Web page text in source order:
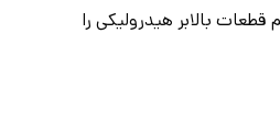
قطعات بالابر هیدرولیکی را